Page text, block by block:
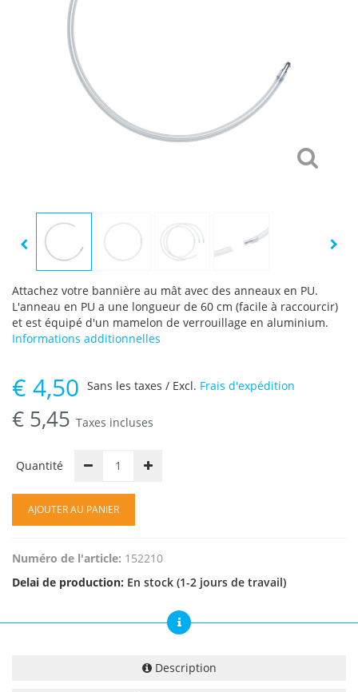
Attachez votre bannière au mât avec des anneaux en PU.
L'anneau en PU a une longueur de 60 cm (facile à raccourcir)
et est équipé d'un mamelon de verrouillage en aluminium.
Informations additionnelles
€ 4,50
€ 5,45 Taxes incluses
Sans les taxes / Excl. Frais d'expédition
Quantité
AJOUTER AU PANIER
Numéro de l'article: 152210
Delai de production: En stock (1-2 jours de travail)
Description